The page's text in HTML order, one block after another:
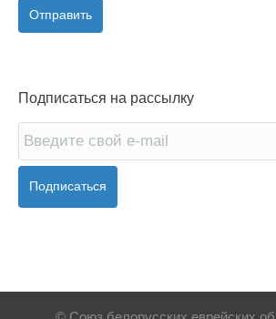
Отправить
Подписаться на рассылку
Подписаться